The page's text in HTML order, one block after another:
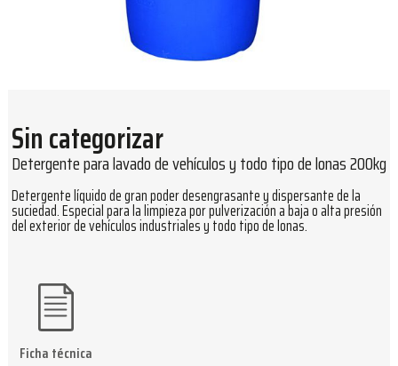
Sin categorizar
Detergente para lavado de vehículos y todo tipo de lonas 200kg
Detergente líquido de gran poder desengrasante y dispersante de la
suciedad. Especial para la limpieza por pulverización a baja o alta presión
del exterior de vehículos industriales y todo tipo de lonas.
Ficha técnica